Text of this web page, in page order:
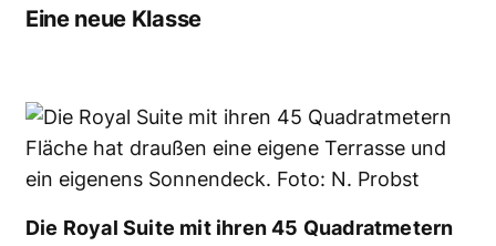
Eine neue Klasse
Die Royal Suite mit ihren 45 Quadratmetern